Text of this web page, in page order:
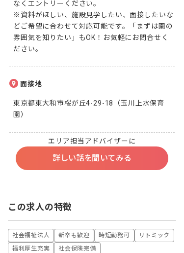
なくエントリーください。
※資料がほしい、施設見学したい、面接したいな
どご希望に合わせて対応可能です。「まずは園の
雰囲気を知りたい」もOK！お気軽にお問合せく
ださい。
面接地
東京都東大和市桜が丘4-29-18（玉川上水保育
園）
エリア担当アドバイザーに
詳しい話を聞いてみる
この求人の特徴
社会福祉法人 新卒も歓迎 時短勤務可
リトミック
福利厚生充実
社会保険完備